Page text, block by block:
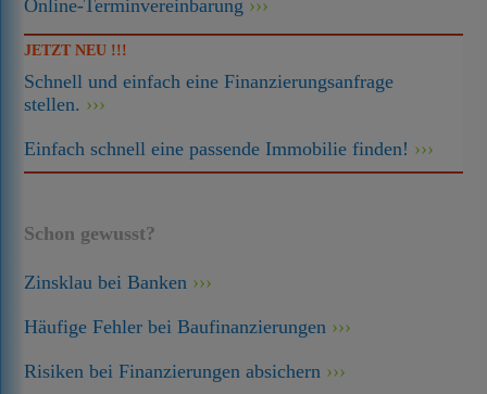
Online-Terminvereinbarung
JETZT NEU !!!
Schnell und einfach eine Finanzierungsanfrage
stellen.
Einfach schnell eine passende Immobilie finden!
Schon gewusst?
Zinsklau bei Banken
Häufige Fehler bei Baufinanzierungen
Risiken bei Finanzierungen absichern